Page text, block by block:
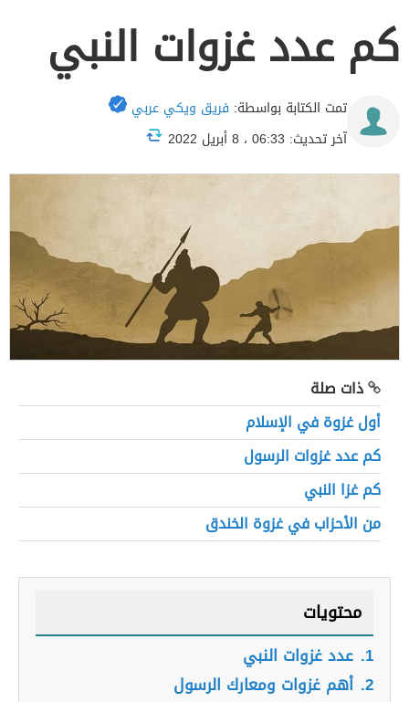
كم عدد غزوات النبي
تمت الكتابة بواسطة: فريق ويكي عربي
آخر تحديث: 06:33 ، 8 أبريل 2022
ذات صلة
أول غزوة في الإسلام
كم عدد غزوات الرسول
كم غزا النبي
من الأحزاب في غزوة الخندق
محتويات
1. عدد غزوات النبي
2. أهم غزوات ومعارك الرسول